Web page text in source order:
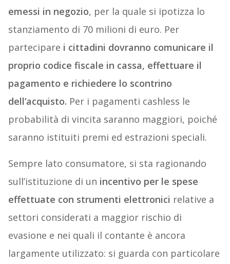
emessi in negozio, per la quale si ipotizza lo
stanziamento di 70 milioni di euro. Per
partecipare i cittadini dovranno comunicare il
proprio codice fiscale in cassa, effettuare il
pagamento e richiedere lo scontrino
dell’acquisto. Per i pagamenti cashless le
probabilità di vincita saranno maggiori, poiché
saranno istituiti premi ed estrazioni speciali.
Sempre lato consumatore, si sta ragionando
sull’istituzione di un incentivo per le spese
effettuate con strumenti elettronici relative a
settori considerati a maggior rischio di
evasione e nei quali il contante è ancora
largamente utilizzato: si guarda con particolare